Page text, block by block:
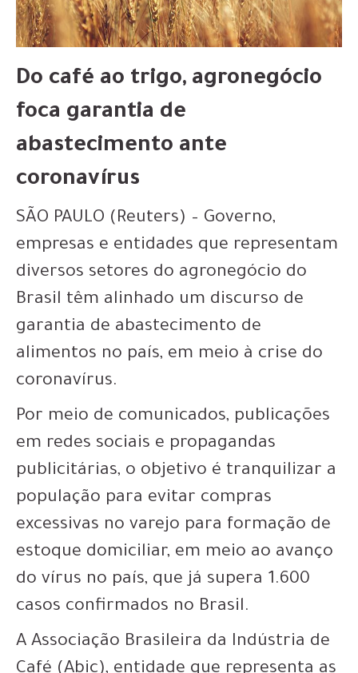
Do café ao trigo, agronegócio
foca garantia de
abastecimento ante
coronavírus
SÃO PAULO (Reuters) – Governo,
empresas e entidades que representam
diversos setores do agronegócio do
Brasil têm alinhado um discurso de
garantia de abastecimento de
alimentos no país, em meio à crise do
coronavírus.
Por meio de comunicados, publicações
em redes sociais e propagandas
publicitárias, o objetivo é tranquilizar a
população para evitar compras
excessivas no varejo para formação de
estoque domiciliar, em meio ao avanço
do vírus no país, que já supera 1.600
casos confirmados no Brasil.
A Associação Brasileira da Indústria de